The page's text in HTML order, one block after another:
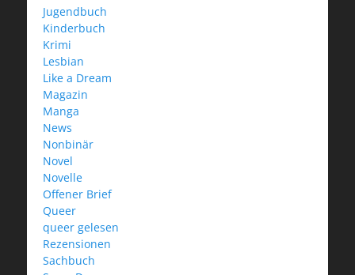
Jugendbuch
Kinderbuch
Krimi
Lesbian
Like a Dream
Magazin
Manga
News
Nonbinär
Novel
Novelle
Offener Brief
Queer
queer gelesen
Rezensionen
Sachbuch